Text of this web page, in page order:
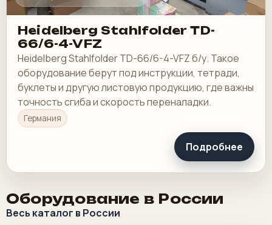
Heidelberg Stahlfolder TD-
66/6-4-VFZ
Heidelberg Stahlfolder TD-66/6-4-VFZ б/у. Такое
оборудование берут под инструкции, тетради,
буклеты и другую листовую продукцию, где важны
точность сгиба и скорость переналадки.
Германия
Подробнее
Оборудование в России
Весь каталог в России